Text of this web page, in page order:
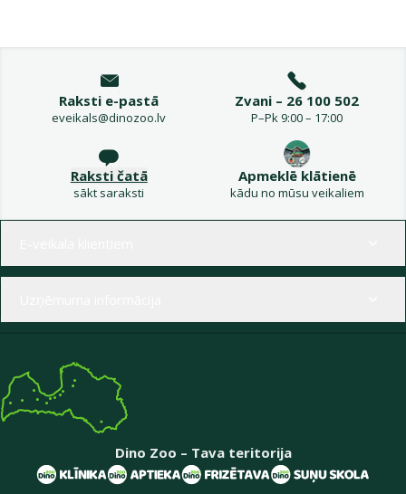
Raksti e-pastā
eveikals@dinozoo.lv
Zvani – 26 100 502
P–Pk 9:00 – 17:00
Raksti čatā
sākt saraksti
Apmeklē klātienē
kādu no mūsu veikaliem
Dino Zoo – Tava teritorija